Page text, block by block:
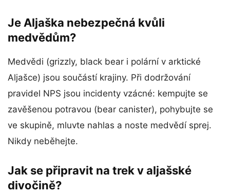
Je Aljaška nebezpečná kvůli
medvědům?
Medvědi (grizzly, black bear i polární v arktické
Aljašce) jsou součástí krajiny. Při dodržování
pravidel NPS jsou incidenty vzácné: kempujte se
zavěšenou potravou (bear canister), pohybujte se
ve skupině, mluvte nahlas a noste medvědí sprej.
Nikdy neběhejte.
Jak se připravit na trek v aljašské
divočině?